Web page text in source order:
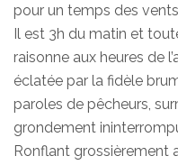
pour un temps des
Il est 3h du matin et
raisonne aux heures de
éclatée par la fidèle
paroles de pêcheurs,
grondement
Ronflant grossièrement